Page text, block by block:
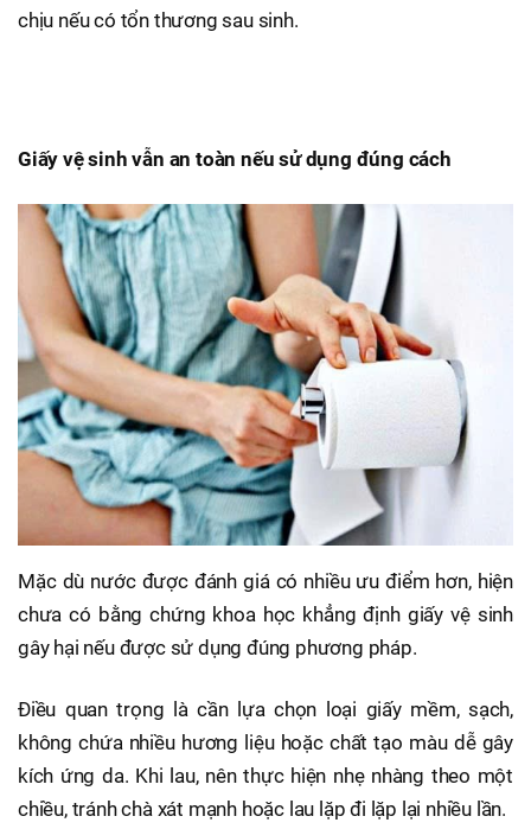
chịu nếu có tổn thương sau sinh.
Giấy vệ sinh vẫn an toàn nếu sử dụng đúng cách
Mặc dù nước được đánh giá có nhiều ưu điểm hơn, hiện
chưa có bằng chứng khoa học khẳng định giấy vệ sinh
gây hại nếu được sử dụng đúng phương pháp.
Điều quan trọng là cần lựa chọn loại giấy mềm, sạch,
không chứa nhiều hương liệu hoặc chất tạo màu dễ gây
kích ứng da. Khi lau, nên thực hiện nhẹ nhàng theo một
chiều, tránh chà xát mạnh hoặc lau lặp đi lặp lại nhiều lần.